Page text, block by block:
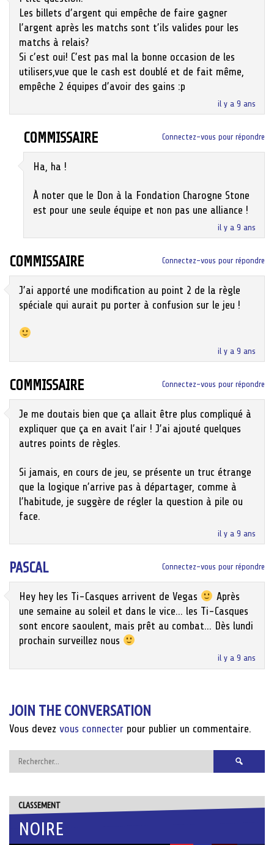
il y a 9 ans
Les billets d’argent qui empêche de faire gagner
l’argent après les matchs sont t’ils valides pour les
matchs à relais?
Si c’est oui! C’est pas mal la bonne occasion de les
utilisers,vue que le cash est doublé et de fait même,
empêche 2 équipes d’avoir des gains :p
COMMISSAIRE
il y a 9 ans
Ha, ha !
À noter que le Don à la Fondation Charogne Stone
est pour une seule équipe et non pas une alliance !
Connectez-vous pour répondre
COMMISSAIRE
il y a 9 ans
J’ai apporté une modification au point 2 de la règle
spéciale qui aurait pu porter à confusion sur le jeu !
Connectez-vous pour répondre
COMMISSAIRE
il y a 9 ans
Je me doutais bien que ça allait être plus compliqué à
expliquer que ça en avait l’air ! J’ai ajouté quelques
autres points de règles.
Si jamais, en cours de jeu, se présente un truc étrange
que la logique n’arrive pas à départager, comme à
l’habitude, je suggère de régler la question à pile ou
face.
Connectez-vous pour répondre
PASCAL
il y a 9 ans
Hey hey les Ti-Casques arrivent de Vegas
Après
une semaine au soleil et dans le vice… les Ti-Casques
sont encore saoulent, mais prêt au combat… Dès lundi
prochain surveillez nous
Connectez-vous pour répondre
JOIN THE CONVERSATION
Vous devez vous connecter pour publier un commentaire.
Rechercher :
CLASSEMENT
NOIRE